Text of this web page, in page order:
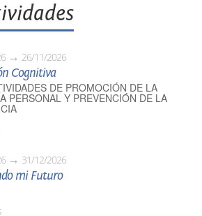
26/11/2026
Cognitiva
DE PROMOCIÓN DE LA
PERSONAL Y PREVENCIÓN DE LA
31/12/2026
mi Futuro